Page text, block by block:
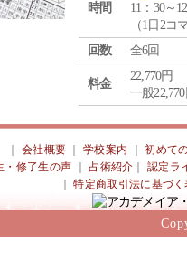
時間
11：30～
（1日2コマ
回数
全6回
料金
22,770円
一般
会社概要 ｜学校案内 ｜初めて
・修了生の声 ｜占術紹介 ｜認定ラ
｜特定商取引法に基づく